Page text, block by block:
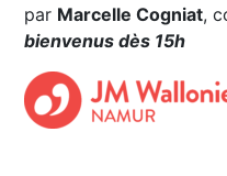
par Marcelle Cogniat,
bienvenus dès 15h